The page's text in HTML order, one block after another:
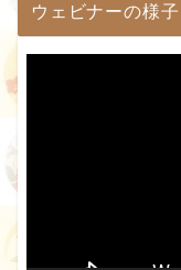
ウェビナーの様子